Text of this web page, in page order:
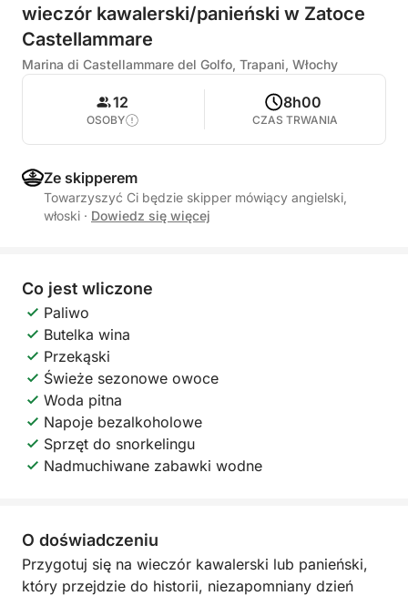
wieczór kawalerski/panieński w Zatoce
Castellammare
Marina di Castellammare del Golfo, Trapani, Włochy
12
OSOBY
8h00
CZAS TRWANIA
Ze skipperem
Towarzyszyć Ci będzie skipper mówiący angielski,
włoski · Dowiedz się więcej
Co jest wliczone
Paliwo
Butelka wina
Przekąski
Świeże sezonowe owoce
Woda pitna
Napoje bezalkoholowe
Sprzęt do snorkelingu
Nadmuchiwane zabawki wodne
O doświadczeniu
Przygotuj się na wieczór kawalerski lub panieński,
który przejdzie do historii, niezapomniany dzień